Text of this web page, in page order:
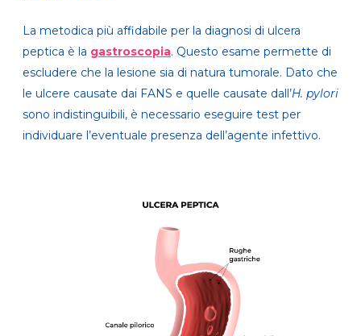
La metodica più affidabile per la diagnosi di ulcera
peptica è la gastroscopia. Questo esame permette di
escludere che la lesione sia di natura tumorale. Dato che
le ulcere causate dai FANS e quelle causate dall’H. pylori
sono indistinguibili, è necessario eseguire test per
individuare l’eventuale presenza dell’agente infettivo.